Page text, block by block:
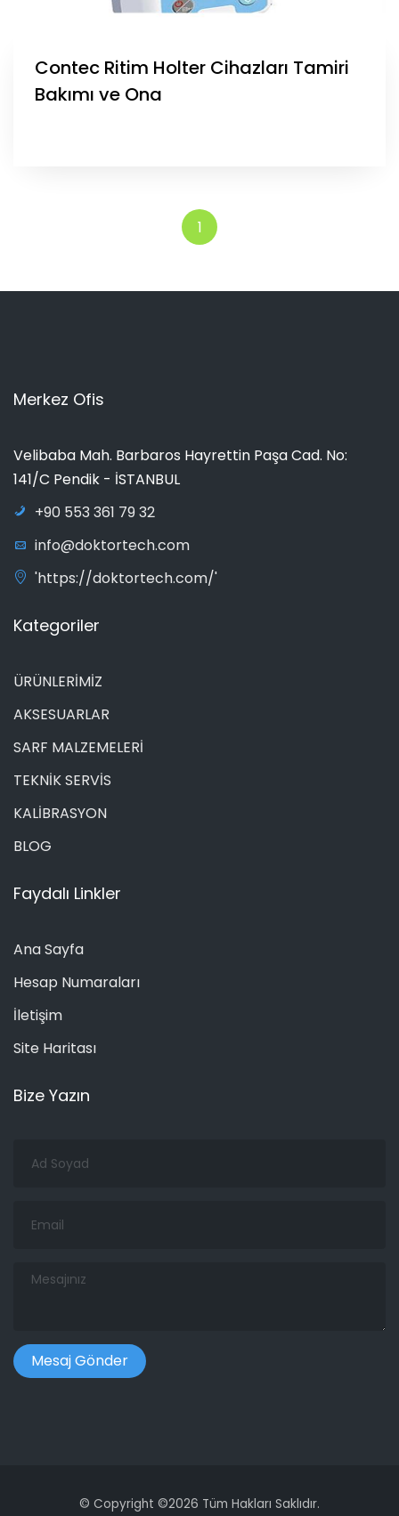
Contec Ritim Holter Cihazları Tamiri
Bakımı ve Ona
1
Merkez Ofis
Velibaba Mah. Barbaros Hayrettin Paşa Cad. No:
141/C Pendik - İSTANBUL
+90 553 361 79 32
info@doktortech.com
'https://doktortech.com/'
Kategoriler
ÜRÜNLERİMİZ
AKSESUARLAR
SARF MALZEMELERİ
TEKNİK SERVİS
KALİBRASYON
BLOG
Faydalı Linkler
Ana Sayfa
Hesap Numaraları
İletişim
Site Haritası
Bize Yazın
Soyad
Mesajınız
© Copyright ©2026 Tüm Hakları Saklıdır.